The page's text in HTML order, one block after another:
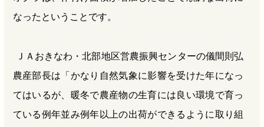
なったということです。
ＪＡおきなわ・北部地区営農振興センターの儀間則弘
農産部長は「かなり自然気象に影響を受けた年になっ
てはいるが、暖冬で農産物の生育には良い環境で育っ
ている例年並み例年以上の出荷ができるように取り組